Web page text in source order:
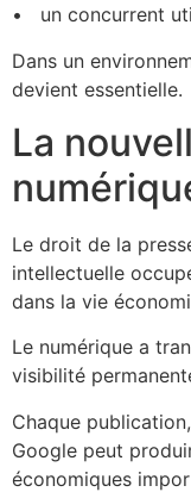
•⁠ ⁠ un concurrent
Dans un
devient essentielle.
La
Le droit de la
intellectuelle
dans la vie
Le numérique a
visibilité
Chaque
Google peut
économiques